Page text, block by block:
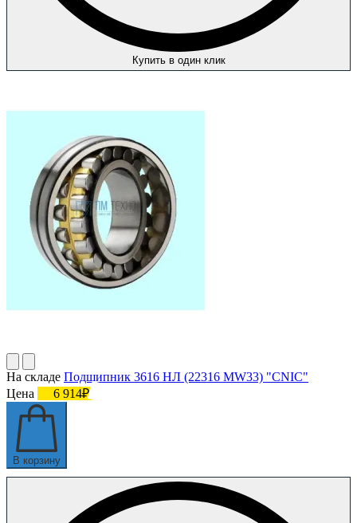
Купить в один клик
На складе Подшипник 3616 НЛ (22316 MW33) "CNIC"
Цена
6 914₽
В корзину